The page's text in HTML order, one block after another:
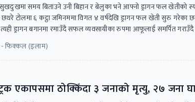
सुखदुःखमा समय बिताउने उनी बिहान र बेलुका भने आफ्नो ड्रागन फल खेतीको
टोलमा ६ कट्ठा जमिनममा विगत ४ वर्षदेखि ड्रागन फल खेती सुरु गरेका
ड्रागन बगानमा रमाउँदै सफल व्यवसायीका रुपमा आफूलाई समर्पित
- फिक्कल (इलाम)
एकापसमा ठोक्किँदा ३ जनाको मृत्यु, २७ जना